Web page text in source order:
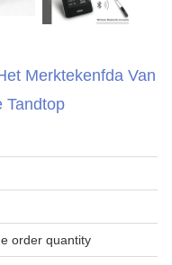
Merktekenfda Van
Tandtop
order quantity